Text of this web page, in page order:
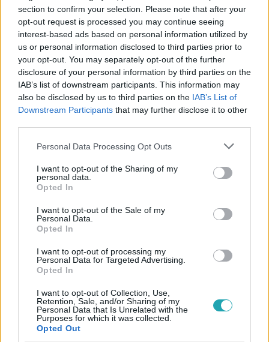
section to confirm your selection. Please note that after your
opt-out request is processed you may continue seeing
interest-based ads based on personal information utilized by
us or personal information disclosed to third parties prior to
your opt-out. You may separately opt-out of the further
disclosure of your personal information by third parties on the
IAB’s list of downstream participants. This information may
also be disclosed by us to third parties on the IAB’s List of
Downstream Participants that may further disclose it to other
Please note that this website/app uses one or more Google
not limited to your visit or usage behaviour. You may click to
grant or deny consent to Google and its third-party tags to
use your data for below specified purposes in below Google
consent section.
Personal Data Processing Opt Outs
I want to opt-out of the Sharing of my
personal data.
Opted In
I want to opt-out of the Sale of my
Personal Data.
Opted In
I want to opt-out of processing my
Personal Data for Targeted Advertising.
Opted In
I want to opt-out of Collection, Use,
Retention, Sale, and/or Sharing of my
Personal Data that Is Unrelated with the
Purposes for which it was collected.
Opted Out
BELFÖLD PÉTERVÁSÁRA # HADHÁZY ÁKOS
#PIAC #EU-S PÉNZ
Népszerű